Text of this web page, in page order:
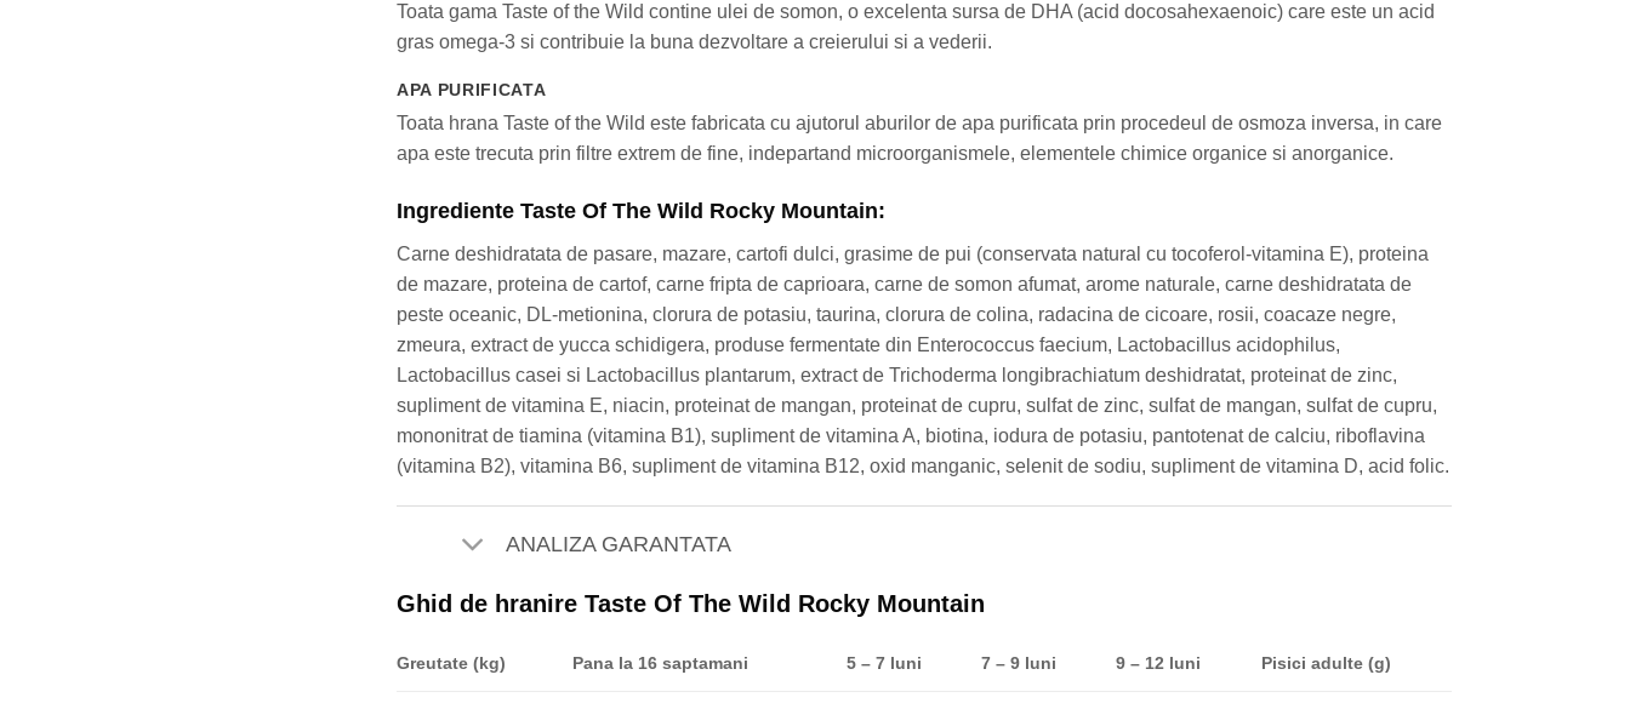
Toata gama Taste of the Wild contine ulei de somon, o excelenta sursa de DHA (acid docosahexaenoic) care este un acid
gras omega-3 si contribuie la buna dezvoltare a creierului si a vederii.
APA PURIFICATA
Toata hrana Taste of the Wild este fabricata cu ajutorul aburilor de apa purificata prin procedeul de osmoza inversa, in care
apa este trecuta prin filtre extrem de fine, indepartand microorganismele, elementele chimice organice si anorganice.
Ingrediente Taste Of The Wild Rocky Mountain:
Carne deshidratata de pasare, mazare, cartofi dulci, grasime de pui (conservata natural cu tocoferol-vitamina E), proteina
de mazare, proteina de cartof, carne fripta de caprioara, carne de somon afumat, arome naturale, carne deshidratata de
peste oceanic, DL-metionina, clorura de potasiu, taurina, clorura de colina, radacina de cicoare, rosii, coacaze negre,
zmeura, extract de yucca schidigera, produse fermentate din Enterococcus faecium, Lactobacillus acidophilus,
Lactobacillus casei si Lactobacillus plantarum, extract de Trichoderma longibrachiatum deshidratat, proteinat de zinc,
supliment de vitamina E, niacin, proteinat de mangan, proteinat de cupru, sulfat de zinc, sulfat de mangan, sulfat de cupru,
mononitrat de tiamina (vitamina B1), supliment de vitamina A, biotina, iodura de potasiu, pantotenat de calciu, riboflavina
(vitamina B2), vitamina B6, supliment de vitamina B12, oxid manganic, selenit de sodiu, supliment de vitamina D, acid folic.
ANALIZA GARANTATA
Ghid de hranire Taste Of The Wild Rocky Mountain
Greutate (kg) Pana la 16 saptamani 5 – 7 luni 7 – 9 luni 9 – 12 luni Pisici adulte (g)